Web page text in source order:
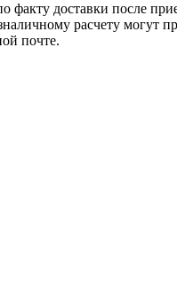
факту доставки после
расчету могут
почте.